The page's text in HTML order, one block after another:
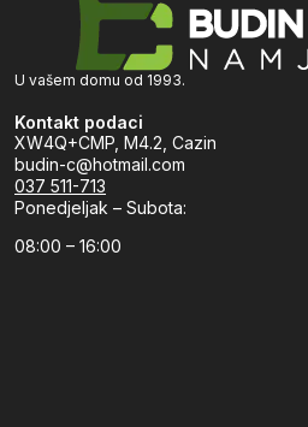
U vašem domu od 1993.
Kontakt podaci
XW4Q+CMP, M4.2, Cazin
budin-c@hotmail.com
037 511-713
Ponedjeljak – Subota:
08:00 – 16:00